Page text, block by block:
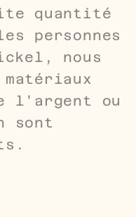
quantité
personnes
nous
matériaux
l'argent ou
sont